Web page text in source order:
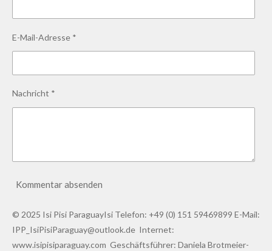
E-Mail-Adresse *
Nachricht *
Kommentar absenden
© 2025 Isi Pisi ParaguayIsi Telefon: +49 (0) 151 59469899 E-Mail:
IPP_IsiPisiParaguay@outlook.de Internet:
www.isipisiparaguay.com Geschäftsführer: Daniela Brotmeier-